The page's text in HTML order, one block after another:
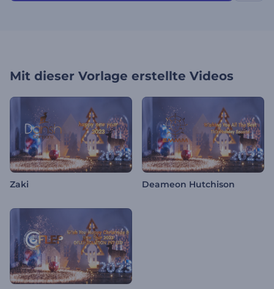
Mit dieser Vorlage erstellte Videos
Zaki Deameon Hutchison